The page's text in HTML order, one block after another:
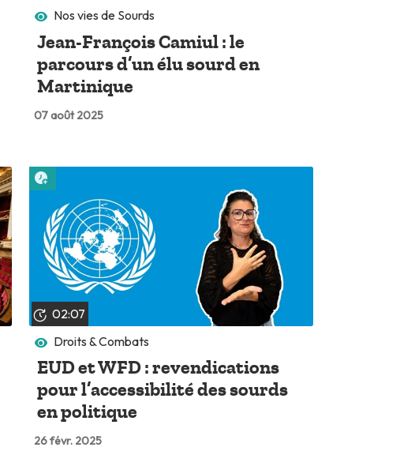
Nos vies de Sourds
Jean-François Camiul : le
parcours d’un élu sourd en
Martinique
07 août 2025
02:07
Droits & Combats
EUD et WFD : revendications
pour l’accessibilité des sourds
en politique
26 févr. 2025